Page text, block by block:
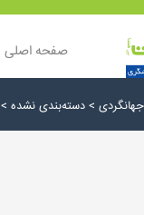
صفحه اصلی
جهانگردی > دسته‌بندی نشده >